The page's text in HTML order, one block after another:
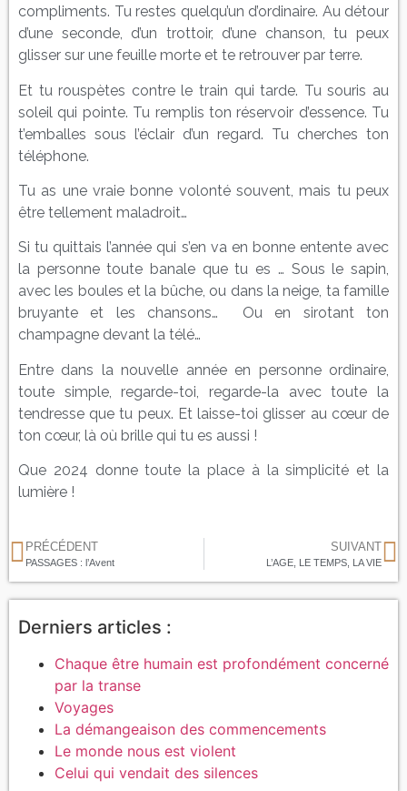
compliments. Tu restes quelqu’un d’ordinaire. Au détour
d’une seconde, d’un trottoir, d’une chanson, tu peux
glisser sur une feuille morte et te retrouver par terre.
Et tu rouspètes contre le train qui tarde. Tu souris au
soleil qui pointe. Tu remplis ton réservoir d’essence. Tu
t’emballes sous l’éclair d’un regard. Tu cherches ton
téléphone.
Tu as une vraie bonne volonté souvent, mais tu peux
être tellement maladroit…
Si tu quittais l’année qui s’en va en bonne entente avec
la personne toute banale que tu es … Sous le sapin,
avec les boules et la bûche, ou dans la neige, ta famille
bruyante et les chansons… Ou en sirotant ton
champagne devant la télé…
Entre dans la nouvelle année en personne ordinaire,
toute simple, regarde-toi, regarde-la avec toute la
tendresse que tu peux. Et laisse-toi glisser au cœur de
ton cœur, là où brille qui tu es aussi !
Que 2024 donne toute la place à la simplicité et la
lumière !
PRÉCÉDENT
PASSAGES : l’Avent
SUIVANT
L’AGE, LE TEMPS, LA VIE
Derniers articles :
Chaque être humain est profondément concerné
par la transe
Voyages
La démangeaison des commencements
Le monde nous est violent
Celui qui vendait des silences